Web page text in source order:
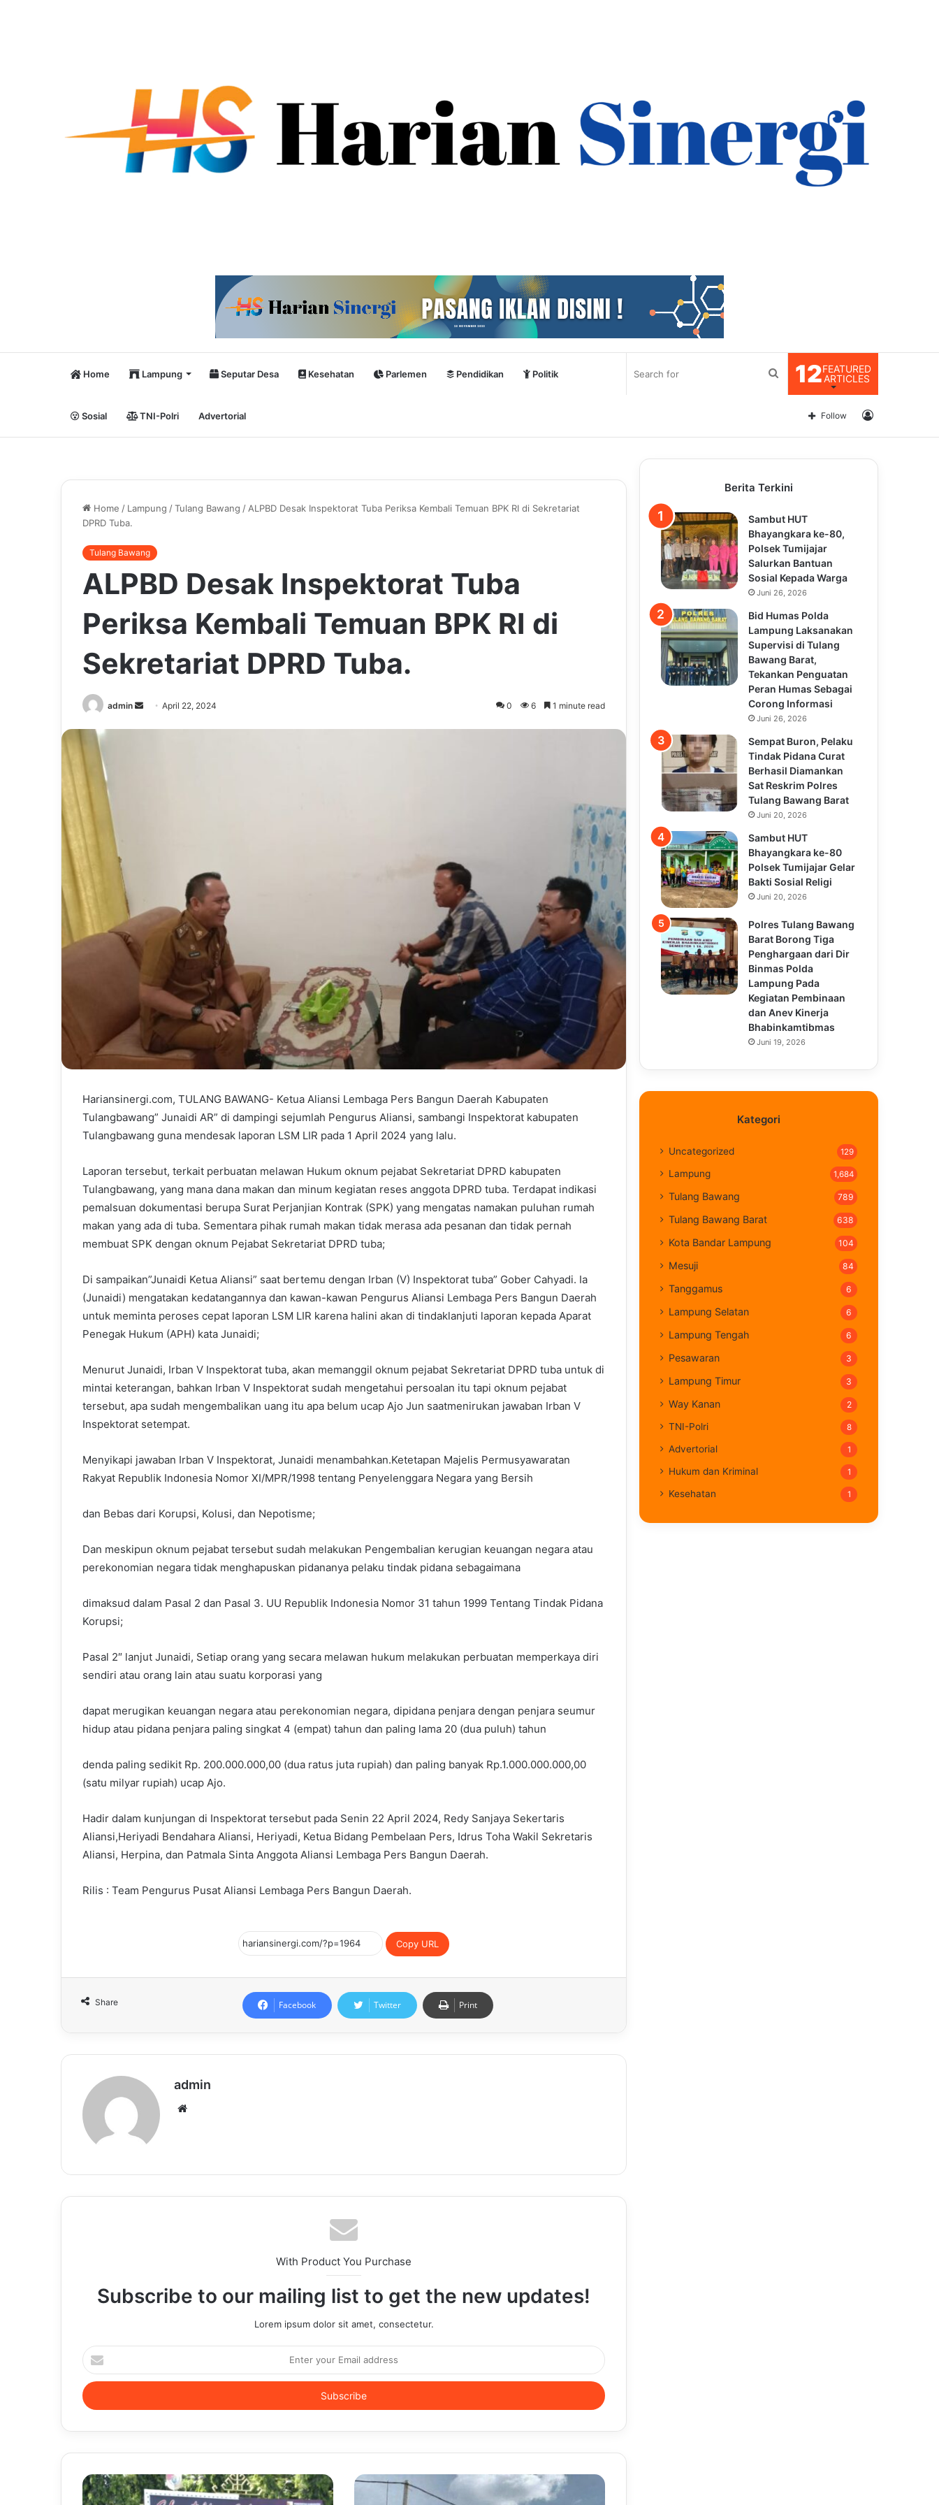
Home Lampung Seputar Desa Kesehatan Parlemen Pendidikan Politik
Sosial TNI-Polri Advertorial
12FEATURED
ARTICLES
Search
Log
Follow
Home / Lampung /Tulang Bawang / ALPBD Desak Inspektorat Tuba Periksa Kembali Temuan BPK RI di Sekretariat
DPRD Tuba.
Tulang Bawang
ALPBD Desak Inspektorat Tuba
Periksa Kembali Temuan BPK RI di
Sekretariat DPRD Tuba.
admin
SendApril 22, 2024 0 6 1 minute read
Hariansinergi.com, TULANG BAWANG- Ketua Aliansi Lembaga Pers Bangun Daerah Kabupaten
Tulangbawang” Junaidi AR” di dampingi sejumlah Pengurus Aliansi, sambangi Inspektorat kabupaten
Tulangbawang guna mendesak laporan LSM LIR pada 1 April 2024 yang lalu.
Laporan tersebut, terkait perbuatan melawan Hukum oknum pejabat Sekretariat DPRD kabupaten
Tulangbawang, yang mana dana makan dan minum kegiatan reses anggota DPRD tuba. Terdapat indikasi
pemalsuan dokumentasi berupa Surat Perjanjian Kontrak (SPK) yang mengatas namakan puluhan rumah
makan yang ada di tuba. Sementara pihak rumah makan tidak merasa ada pesanan dan tidak pernah
membuat SPK dengan oknum Pejabat Sekretariat DPRD tuba;
Di sampaikan”Junaidi Ketua Aliansi” saat bertemu dengan Irban (V) Inspektorat tuba” Gober Cahyadi. Ia
(Junaidi) mengatakan kedatangannya dan kawan-kawan Pengurus Aliansi Lembaga Pers Bangun Daerah
untuk meminta peroses cepat laporan LSM LIR karena halini akan di tindaklanjuti laporan kepada Aparat
Penegak Hukum (APH) kata Junaidi;
Menurut Junaidi, Irban V Inspektorat tuba, akan memanggil oknum pejabat Sekretariat DPRD tuba untuk di
mintai keterangan, bahkan Irban V Inspektorat sudah mengetahui persoalan itu tapi oknum pejabat
tersebut, apa sudah mengembalikan uang itu apa belum ucap Ajo Jun saatmenirukan jawaban Irban V
Inspektorat setempat.
Menyikapi jawaban Irban V Inspektorat, Junaidi menambahkan.Ketetapan Majelis Permusyawaratan
Rakyat Republik Indonesia Nomor XI/MPR/1998 tentang Penyelenggara Negara yang Bersih
dan Bebas dari Korupsi, Kolusi, dan Nepotisme;
Dan meskipun oknum pejabat tersebut sudah melakukan Pengembalian kerugian keuangan negara atau
perekonomian negara tidak menghapuskan pidananya pelaku tindak pidana sebagaimana
dimaksud dalam Pasal 2 dan Pasal 3. UU Republik Indonesia Nomor 31 tahun 1999 Tentang Tindak Pidana
Korupsi;
Pasal 2″ lanjut Junaidi, Setiap orang yang secara melawan hukum melakukan perbuatan memperkaya diri
sendiri atau orang lain atau suatu korporasi yang
dapat merugikan keuangan negara atau perekonomian negara, dipidana penjara dengan penjara seumur
hidup atau pidana penjara paling singkat 4 (empat) tahun dan paling lama 20 (dua puluh) tahun
denda paling sedikit Rp. 200.000.000,00 (dua ratus juta rupiah) dan paling banyak Rp.1.000.000.000,00
(satu milyar rupiah) ucap Ajo.
Hadir dalam kunjungan di Inspektorat tersebut pada Senin 22 April 2024, Redy Sanjaya Sekertaris
Aliansi,Heriyadi Bendahara Aliansi, Heriyadi, Ketua Bidang Pembelaan Pers, Idrus Toha Wakil Sekretaris
Aliansi, Herpina, dan Patmala Sinta Anggota Aliansi Lembaga Pers Bangun Daerah.
Rilis : Team Pengurus Pusat Aliansi Lembaga Pers Bangun Daerah.
Copy URL
Share Facebook Twitter Print
admin
With Product You Purchase
Subscribe to our mailing list to get the new updates!
Lorem ipsum dolor sit amet, consectetur.
Enter
your
Email
address
Berita Terkini
Sambut HUT
Bhayangkara ke-80,
Polsek Tumijajar
Salurkan Bantuan
Sosial Kepada Warga
Juni 26, 2026
Bid Humas Polda
Lampung Laksanakan
Supervisi di Tulang
Bawang Barat,
Tekankan Penguatan
Peran Humas Sebagai
Corong Informasi
Juni 26, 2026
Sempat Buron, Pelaku
Tindak Pidana Curat
Berhasil Diamankan
Sat Reskrim Polres
Tulang Bawang Barat
Juni 20, 2026
Sambut HUT
Bhayangkara ke-80
Polsek Tumijajar Gelar
Bakti Sosial Religi
Juni 20, 2026
Polres Tulang Bawang
Barat Borong Tiga
Penghargaan dari Dir
Binmas Polda
Lampung Pada
Kegiatan Pembinaan
dan Anev Kinerja
Bhabinkamtibmas
Juni 19, 2026
Kategori
Uncategorized 129
Lampung 1,684
Tulang Bawang 789
Tulang Bawang Barat 638
Kota Bandar Lampung 104
Mesuji 84
Tanggamus 6
Lampung Selatan 6
Lampung Tengah 6
Pesawaran 3
Lampung Timur 3
Way Kanan 2
TNI-Polri 8
Advertorial 1
Hukum dan Kriminal 1
Kesehatan 1